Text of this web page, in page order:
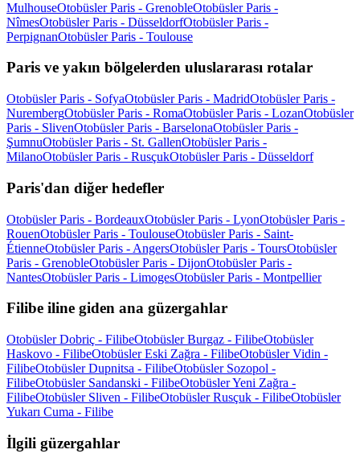
MulhouseOtobüsler Paris - GrenobleOtobüsler Paris -
NîmesOtobüsler Paris - DüsseldorfOtobüsler Paris -
PerpignanOtobüsler Paris - Toulouse
Paris ve yakın bölgelerden uluslararası rotalar
Otobüsler Paris - SofyaOtobüsler Paris - MadridOtobüsler Paris -
NurembergOtobüsler Paris - RomaOtobüsler Paris - LozanOtobüsler
Paris - SlivenOtobüsler Paris - BarselonaOtobüsler Paris -
ŞumnuOtobüsler Paris - St. GallenOtobüsler Paris -
MilanoOtobüsler Paris - RusçukOtobüsler Paris - Düsseldorf
Paris'dan diğer hedefler
Otobüsler Paris - BordeauxOtobüsler Paris - LyonOtobüsler Paris -
RouenOtobüsler Paris - ToulouseOtobüsler Paris - Saint-
ÉtienneOtobüsler Paris - AngersOtobüsler Paris - ToursOtobüsler
Paris - GrenobleOtobüsler Paris - DijonOtobüsler Paris -
NantesOtobüsler Paris - LimogesOtobüsler Paris - Montpellier
Filibe iline giden ana güzergahlar
Otobüsler Dobriç - FilibeOtobüsler Burgaz - FilibeOtobüsler
Haskovo - FilibeOtobüsler Eski Zağra - FilibeOtobüsler Vidin -
FilibeOtobüsler Dupnitsa - FilibeOtobüsler Sozopol -
FilibeOtobüsler Sandanski - FilibeOtobüsler Yeni Zağra -
FilibeOtobüsler Sliven - FilibeOtobüsler Rusçuk - FilibeOtobüsler
Yukarı Cuma - Filibe
İlgili güzergahlar